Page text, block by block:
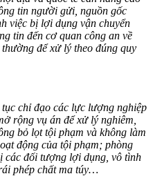
tin người gửi, nguồn gốc
việc bị lợi dụng vận chuyển
tin đến cơ quan công an về
để xử lý theo đúng quy
chỉ đạo các lực lượng nghiệp
rộng vụ án để xử lý nghiêm,
bỏ lọt tội phạm và không làm
động của tội phạm; phòng
các đối tượng lợi dụng, vô tình
phép chất m‌a tú‌y…